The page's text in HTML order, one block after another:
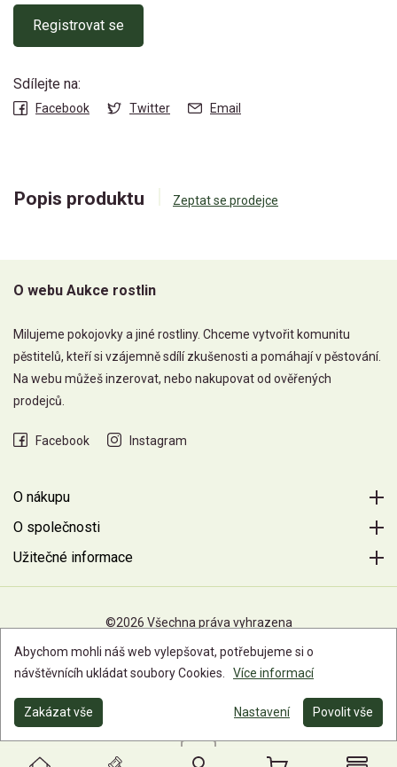
Registrovat se
Sdílejte na:
Facebook Twitter Email
Popis produktu Zeptat se prodejce
O webu Aukce rostlin
Milujeme pokojovky a jiné rostliny. Chceme vytvořit komunitu
pěstitelů, kteří si vzájemně sdílí zkušenosti a pomáhají v pěstování.
Na webu můžeš inzerovat, nebo nakupovat od ověřených
prodejců.
Facebook Instagram
O nákupu
O společnosti
Užitečné informace
©2026 Všechna práva vyhrazena
Abychom mohli náš web vylepšovat, potřebujeme si o
návštěvnícíh ukládat soubory Cookies.
Více informací
Zakázat vše Nastavení Povolit vše